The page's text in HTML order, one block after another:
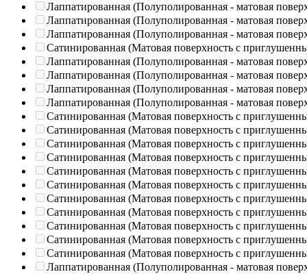
Лаппатированная (Полуполированная - матовая
Лаппатированная (Полуполированная - матовая
Лаппатированная (Полуполированная - матовая
Сатинированная (Матовая поверхность с
Лаппатированная (Полуполированная - матовая
Лаппатированная (Полуполированная - матовая
Лаппатированная (Полуполированная - матовая
Лаппатированная (Полуполированная - матовая
Сатинированная (Матовая поверхность с
Сатинированная (Матовая поверхность с
Сатинированная (Матовая поверхность с
Сатинированная (Матовая поверхность с
Сатинированная (Матовая поверхность с
Сатинированная (Матовая поверхность с
Сатинированная (Матовая поверхность с
Сатинированная (Матовая поверхность с
Сатинированная (Матовая поверхность с
Сатинированная (Матовая поверхность с
Сатинированная (Матовая поверхность с
Лаппатированная (Полуполированная - матовая